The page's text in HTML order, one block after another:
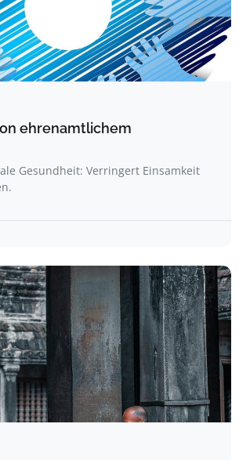
ehrenamtlichem
Gesundheit: Verringert Einsamkeit